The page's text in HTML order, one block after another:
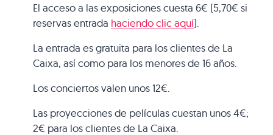
El acceso a las exposiciones cuesta 6€ (5,70€ si
reservas entrada haciendo clic aquí).
La entrada es gratuita para los clientes de La
Caixa, así como para los menores de 16 años.
Los conciertos valen unos 12€.
Las proyecciones de películas cuestan unos 4€;
2€ para los clientes de La Caixa.